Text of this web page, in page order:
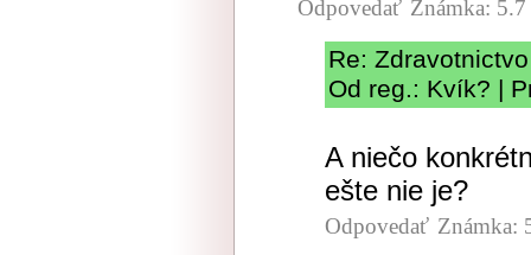
Odpovedať Známka: 5.7
Re: Zdravotnictvo
Od reg.: Kvík? |
A niečo
ešte nie je?
Odpovedať Známka: